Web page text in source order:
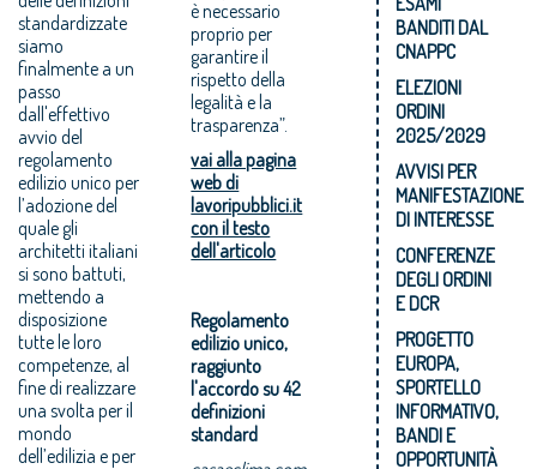
standardizzate
siamo
finalmente a un
passo
dall'effettivo
avvio del
regolamento
edilizio unico per
l’adozione del
quale gli
architetti italiani
si sono battuti,
mettendo a
disposizione
tutte le loro
competenze, al
fine di realizzare
una svolta per il
mondo
dell’edilizia e per
è necessario
proprio per
garantire il
rispetto della
legalità e la
trasparenza”.
vai alla pagina
web di
lavoripubblici.it
con il testo
dell'articolo
Regolamento
edilizio unico,
raggiunto
l'accordo su 42
definizioni
standard
BANDITI DAL
CNAPPC
ELEZIONI
ORDINI
2025/2029
AVVISI PER
MANIFESTAZIONE
DI INTERESSE
CONFERENZE
DEGLI ORDINI
E DCR
PROGETTO
EUROPA,
SPORTELLO
INFORMATIVO,
BANDI E
OPPORTUNITÀ